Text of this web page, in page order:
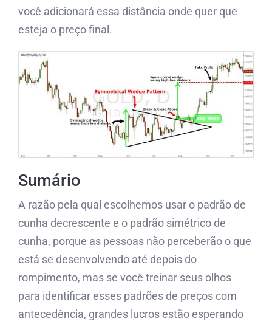
você adicionará essa distância onde quer que
esteja o preço final.
Sumário
A razão pela qual escolhemos usar o padrão de
cunha decrescente e o padrão simétrico de
cunha, porque as pessoas não perceberão o que
está se desenvolvendo até depois do
rompimento, mas se você treinar seus olhos
para identificar esses padrões de preços com
antecedência, grandes lucros estão esperando